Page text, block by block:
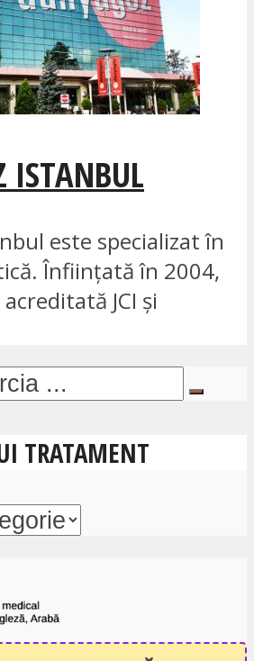
ISTANBUL
este specializat în
Înființată în 2004,
JCI și
TRATAMENT